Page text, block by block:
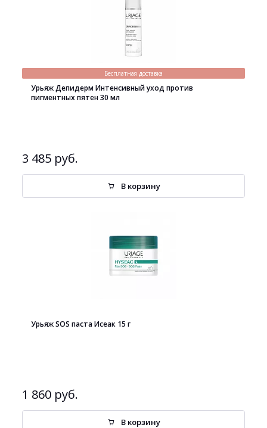
Бесплатная доставка
Урьяж Депидерм Интенсивный уход против
пигментных пятен 30 мл
3 485 руб.
В корзину
Урьяж SOS паста Исеак 15 г
1 860 руб.
В корзину